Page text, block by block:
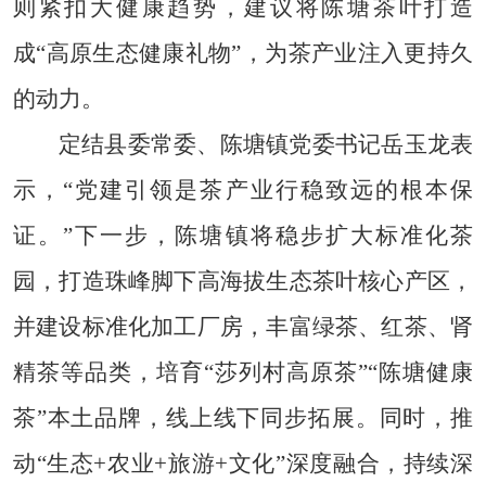
则紧扣大健康趋势，建议将陈塘茶叶打造
成“高原生态健康礼物”，为茶产业注入更持久
的动力。
定结县委常委、陈塘镇党委书记岳玉龙表
示，“党建引领是茶产业行稳致远的根本保
证。”下一步，陈塘镇将稳步扩大标准化茶
园，打造珠峰脚下高海拔生态茶叶核心产区，
并建设标准化加工厂房，丰富绿茶、红茶、肾
精茶等品类，培育“莎列村高原茶”“陈塘健康
茶”本土品牌，线上线下同步拓展。同时，推
动“生态+农业+旅游+文化”深度融合，持续深